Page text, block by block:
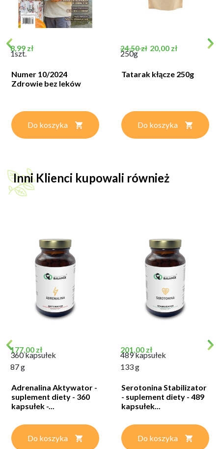
Cena
8,99 zł
1szt.
Numer 10/2024
Zdrowie bez leków
Do koszyka
Cena podstawowa
24,50 zł Cena
20,00 zł
250g
Tatarak kłącze 250g
Do koszyka
Inni Klienci kupowali również
Cena
177,00 zł
360 kapsułek
87 g
Adrenalina Aktywator -
suplement diety - 360
kapsułek -...
Do koszyka
Cena
201,00 zł
489 kapsułek
133 g
Serotonina Stabilizator
- suplement diety - 489
kapsułek...
Do koszyka